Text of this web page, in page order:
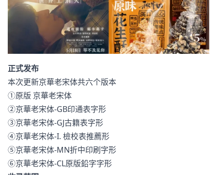
正式发布
本次更新京華老宋体共六个版本
①原版 京華老宋体
②京華老宋体-GB印通表字形
③京華老宋体-GJ古籍表字形
④京華老宋体-I. 檢校表推薦形
⑤京華老宋体-MN折中印刷字形
⑥京華老宋体-CL原版鉛字字形